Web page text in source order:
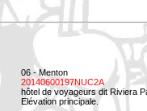
06 - Menton
20140600197NUC2A
hôtel de voyageurs dit Riviera
Elévation principale.